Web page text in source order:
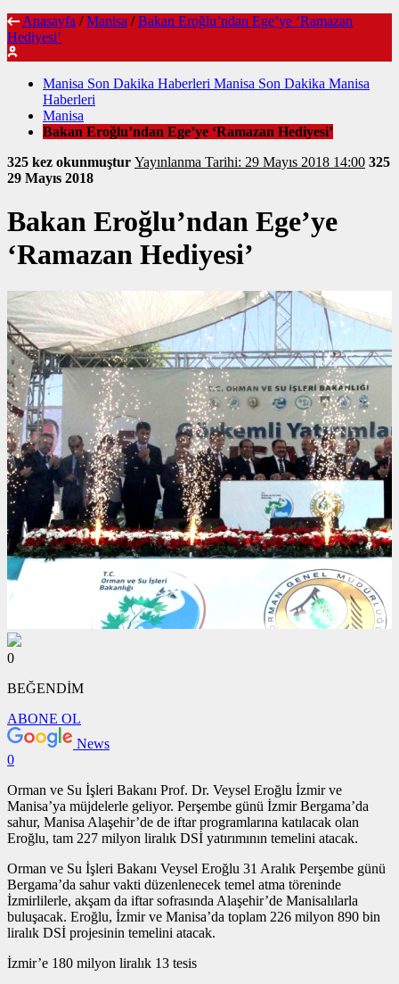
Anasayfa / Manisa / Bakan Eroğlu’ndan Ege’ye ‘Ramazan
Hediyesi’
Manisa Son Dakika Haberleri Manisa Son Dakika Manisa
Haberleri
Manisa
Bakan Eroğlu’ndan Ege’ye ‘Ramazan Hediyesi’
325 kez okunmuştur Yayınlanma Tarihi: 29 Mayıs 2018 14:00 325
29 Mayıs 2018
Bakan Eroğlu’ndan Ege’ye
‘Ramazan Hediyesi’
0
BEĞENDİM
ABONE OL
News
0
Orman ve Su İşleri Bakanı Prof. Dr. Veysel Eroğlu İzmir ve
Manisa’ya müjdelerle geliyor. Perşembe günü İzmir Bergama’da
sahur, Manisa Alaşehir’de de iftar programlarına katılacak olan
Eroğlu, tam 227 milyon liralık DSİ yatırımının temelini atacak.
Orman ve Su İşleri Bakanı Veysel Eroğlu 31 Aralık Perşembe günü
Bergama’da sahur vakti düzenlenecek temel atma töreninde
İzmirlilerle, akşam da iftar sofrasında Alaşehir’de Manisalılarla
buluşacak. Eroğlu, İzmir ve Manisa’da toplam 226 milyon 890 bin
liralık DSİ projesinin temelini atacak.
İzmir’e 180 milyon liralık 13 tesis